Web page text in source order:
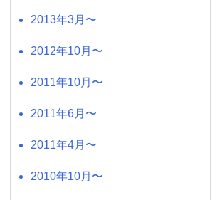
2013年3月〜
2012年10月〜
2011年10月〜
2011年6月〜
2011年4月〜
2010年10月〜